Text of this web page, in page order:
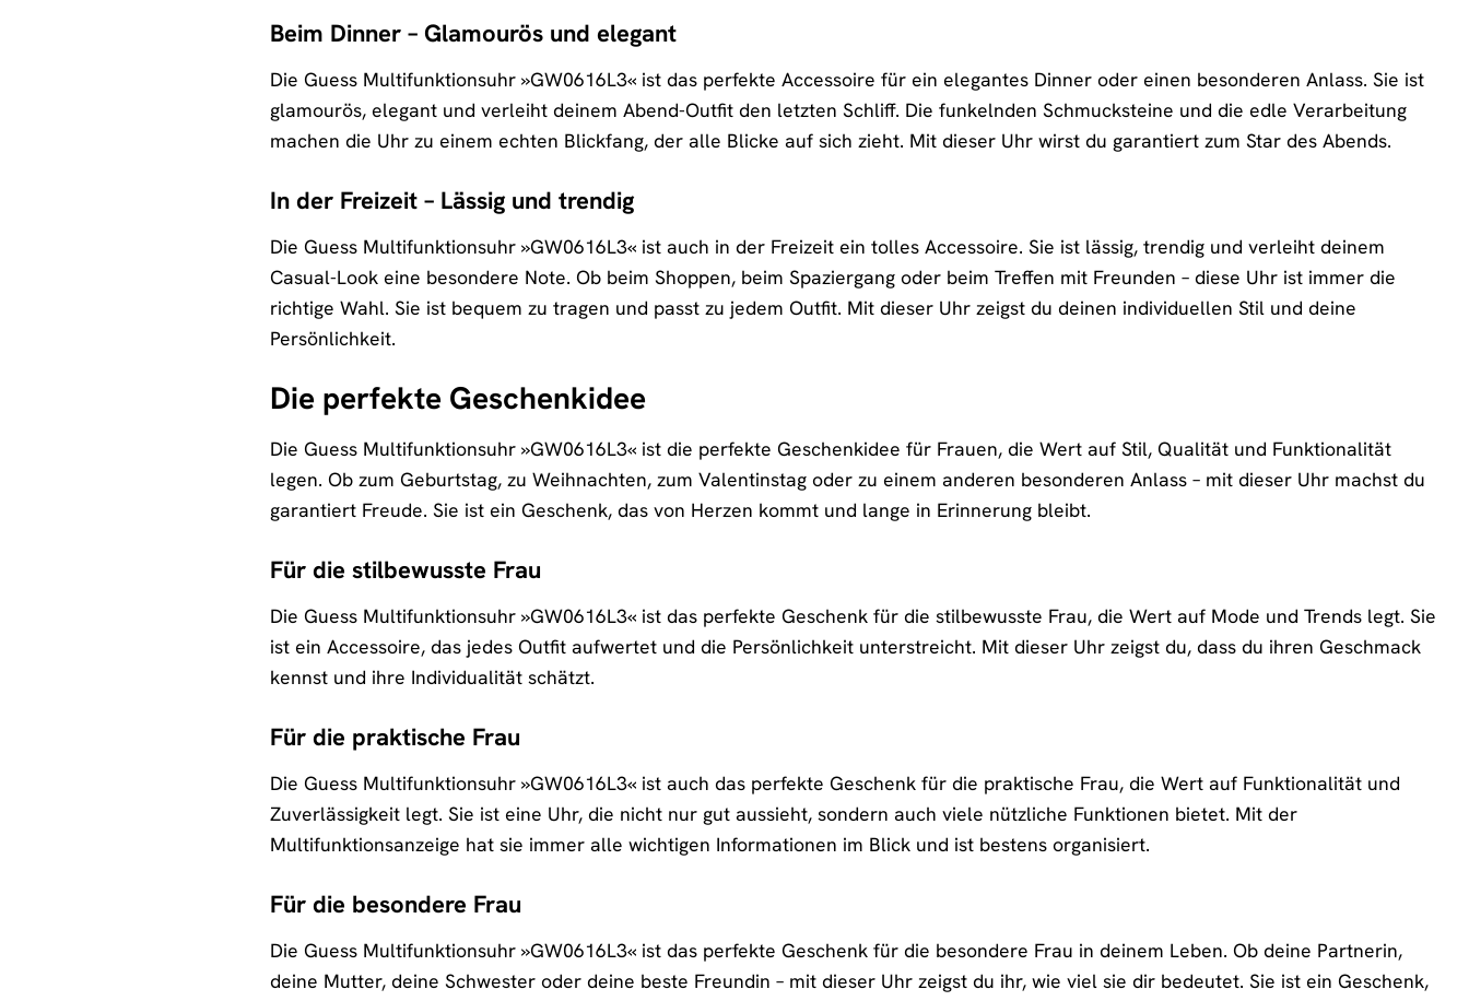
Beim Dinner – Glamourös und elegant
Die Guess Multifunktionsuhr »GW0616L3« ist das perfekte Accessoire für ein elegantes Dinner oder einen besonderen Anlass. Sie ist
glamourös, elegant und verleiht deinem Abend-Outfit den letzten Schliff. Die funkelnden Schmucksteine und die edle Verarbeitung
machen die Uhr zu einem echten Blickfang, der alle Blicke auf sich zieht. Mit dieser Uhr wirst du garantiert zum Star des Abends.
In der Freizeit – Lässig und trendig
Die Guess Multifunktionsuhr »GW0616L3« ist auch in der Freizeit ein tolles Accessoire. Sie ist lässig, trendig und verleiht deinem
Casual-Look eine besondere Note. Ob beim Shoppen, beim Spaziergang oder beim Treffen mit Freunden – diese Uhr ist immer die
richtige Wahl. Sie ist bequem zu tragen und passt zu jedem Outfit. Mit dieser Uhr zeigst du deinen individuellen Stil und deine
Persönlichkeit.
Die perfekte Geschenkidee
Die Guess Multifunktionsuhr »GW0616L3« ist die perfekte Geschenkidee für Frauen, die Wert auf Stil, Qualität und Funktionalität
legen. Ob zum Geburtstag, zu Weihnachten, zum Valentinstag oder zu einem anderen besonderen Anlass – mit dieser Uhr machst du
garantiert Freude. Sie ist ein Geschenk, das von Herzen kommt und lange in Erinnerung bleibt.
Für die stilbewusste Frau
Die Guess Multifunktionsuhr »GW0616L3« ist das perfekte Geschenk für die stilbewusste Frau, die Wert auf Mode und Trends legt. Sie
ist ein Accessoire, das jedes Outfit aufwertet und die Persönlichkeit unterstreicht. Mit dieser Uhr zeigst du, dass du ihren Geschmack
kennst und ihre Individualität schätzt.
Für die praktische Frau
Die Guess Multifunktionsuhr »GW0616L3« ist auch das perfekte Geschenk für die praktische Frau, die Wert auf Funktionalität und
Zuverlässigkeit legt. Sie ist eine Uhr, die nicht nur gut aussieht, sondern auch viele nützliche Funktionen bietet. Mit der
Multifunktionsanzeige hat sie immer alle wichtigen Informationen im Blick und ist bestens organisiert.
Für die besondere Frau
Die Guess Multifunktionsuhr »GW0616L3« ist das perfekte Geschenk für die besondere Frau in deinem Leben. Ob deine Partnerin,
deine Mutter, deine Schwester oder deine beste Freundin – mit dieser Uhr zeigst du ihr, wie viel sie dir bedeutet. Sie ist ein Geschenk,